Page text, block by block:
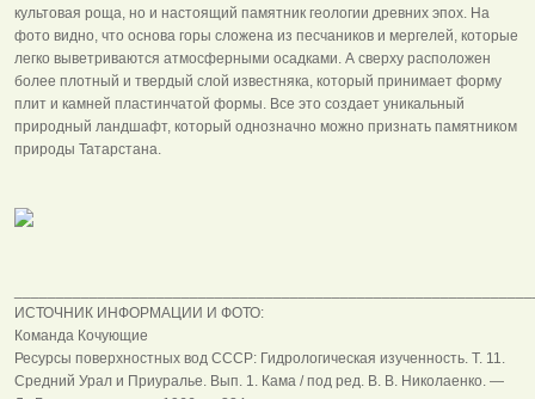
культовая роща, но и настоящий памятник геологии древних эпох. На
фото видно, что основа горы сложена из песчаников и мергелей, которые
легко выветриваются атмосферными осадками. А сверху расположен
более плотный и твердый слой известняка, который принимает форму
плит и камней пластинчатой формы. Все это создает уникальный
природный ландшафт, который однозначно можно признать памятником
природы Татарстана.
ИСТОЧНИК ИНФОРМАЦИИ И ФОТО:
Команда Кочующие
Ресурсы поверхностных вод СССР: Гидрологическая изученность. Т. 11.
Средний Урал и Приуралье. Вып. 1. Кама / под ред. В. В. Николаенко. —